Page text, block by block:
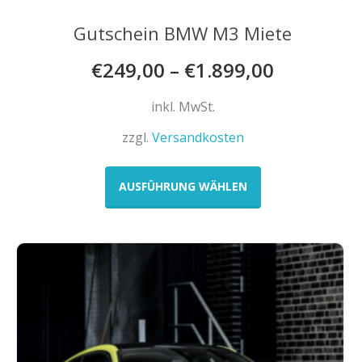
Gutschein BMW M3 Miete
€249,00 – €1.899,00
inkl. MwSt.
zzgl. Versandkosten
AUSFÜHRUNG WÄHLEN
Dieses
auf.
Die
Optionen
können
auf